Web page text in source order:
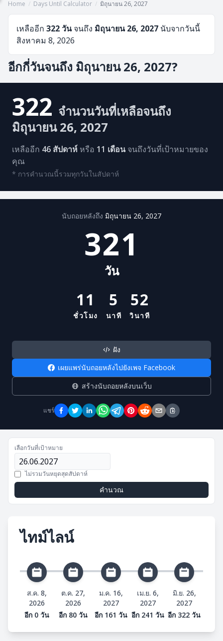
Home / Days Until Calculator / มิถุนายน 26, 2027
เหลืออีก 322 วันจนถึง มิถุนายน 26, 2027 นับจากวันนี้
สิงหาคม 8, 2026
อีกกี่วันจนถึง มิถุนายน 26, 2027?
322 จำนวนวันที่เหลือจนถึง
มิถุนายน 26, 2027
เหลืออีก 46 สัปดาห์ หรือ 11 เดือนจนถึงวันที่เป้าหมายของ
คุณ
* การคำนวณนี้รวมทุกวันในสัปดาห์
นับถอยหลังถึง มิถุนายน 26, 2027
321
วัน
11
ชั่วโมง
5
นาที
52
วินาที
ฝัง
เผยแพร่นับถอยหลังไปยังเพจ Facebook
สร้างนับถอยหลังบนเว็บ
แชร์
เลือกวันที่เป้าหมาย
ไม่รวมวันหยุดสุดสัปดาห์
คำนวณ
ไทม์ไลน์
ส.ค. 8,
2026
อีก 0 วัน
ต.ค. 27,
2026
อีก 80 วัน
ม.ค. 16,
2027
อีก 161 วัน
เม.ย. 6,
2027
อีก 241 วัน
มิ.ย. 26,
2027
อีก 322 วัน